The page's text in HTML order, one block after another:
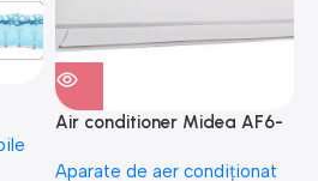
Air conditioner Midea AF6-
Aparate de aer condiționat